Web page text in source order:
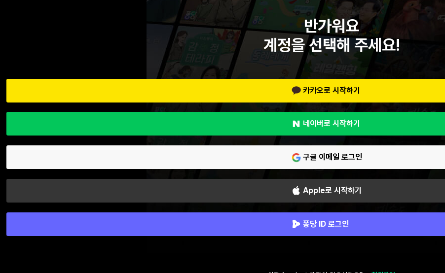
반가워요
계정을 선택해 주세요!
카카오로 시작하기
네이버로 시작하기
구글 이메일 로그인
Apple로 시작하기
퐁당 ID 로그인